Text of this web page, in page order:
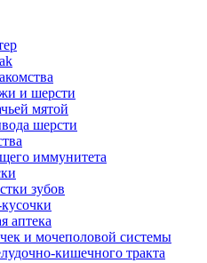
и шерсти
мятой
шерсти
иммунитета
зубов
аптека
и мочеполовой системы
кишечного тракта